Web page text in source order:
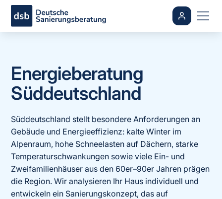
Energieberatung
Süddeutschland
Süddeutschland stellt besondere Anforderungen an
Gebäude und Energieeffizienz: kalte Winter im
Alpenraum, hohe Schneelasten auf Dächern, starke
Temperaturschwankungen sowie viele Ein- und
Zweifamilienhäuser aus den 60er–90er Jahren prägen
die Region. Wir analysieren Ihr Haus individuell und
entwickeln ein Sanierungskonzept, das auf